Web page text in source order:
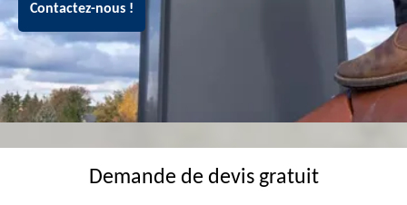
Contactez-nous !
Demande de devis gratuit